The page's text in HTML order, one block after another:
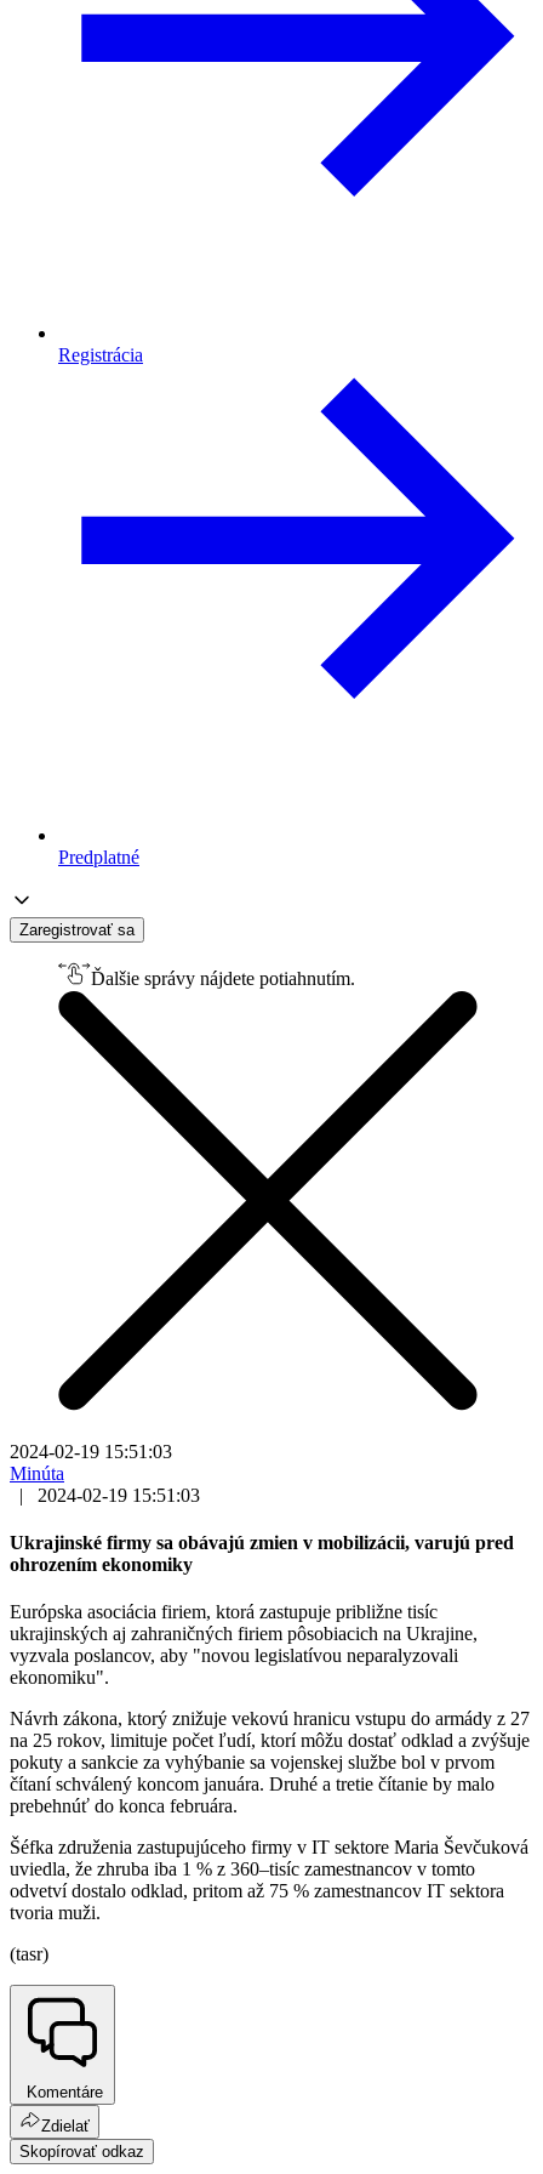
Registrácia
Predplatné
Zaregistrovať sa
Ďalšie správy nájdete potiahnutím.
2024-02-19 15:51:03
Minúta
|
2024-02-19 15:51:03
Ukrajinské firmy sa obávajú zmien v mobilizácii, varujú pred
ohrozením ekonomiky
Európska asociácia firiem, ktorá zastupuje približne tisíc
ukrajinských aj zahraničných firiem pôsobiacich na Ukrajine,
vyzvala poslancov, aby "novou legislatívou neparalyzovali
ekonomiku".
Návrh zákona, ktorý znižuje vekovú hranicu vstupu do armády z 27
na 25 rokov, limituje počet ľudí, ktorí môžu dostať odklad a zvýšuje
pokuty a sankcie za vyhýbanie sa vojenskej službe bol v prvom
čítaní schválený koncom januára. Druhé a tretie čítanie by malo
prebehnúť do konca februára.
Šéfka združenia zastupujúceho firmy v IT sektore Maria Ševčuková
uviedla, že zhruba iba 1 % z 360–tisíc zamestnancov v tomto
odvetví dostalo odklad, pritom až 75 % zamestnancov IT sektora
tvoria muži.
(tasr)
Komentáre
Zdielať
Skopírovať odkaz